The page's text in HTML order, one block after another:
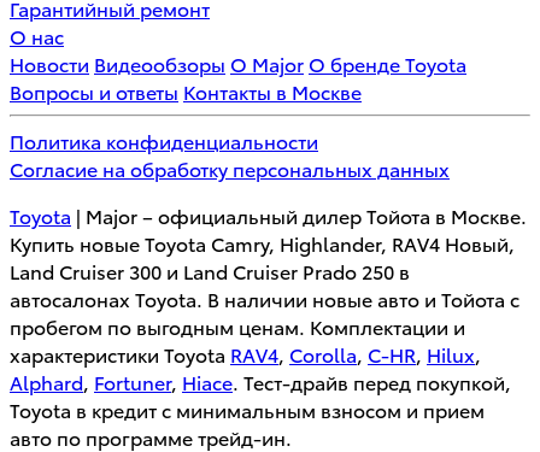
Гарантийный ремонт
О нас
Новости Видеообзоры О Major О бренде Toyota
Вопросы и ответы Контакты в Москве
Политика конфиденциальности
Согласие на обработку персональных данных
Toyota | Major – официальный дилер Тойота в Москве.
Купить новые Toyota Camry, Highlander, RAV4 Новый,
Land Cruiser 300 и Land Cruiser Prado 250 в
автосалонах Toyota. В наличии новые авто и Тойота с
пробегом по выгодным ценам. Комплектации и
характеристики Toyota RAV4, Corolla, C-HR, Hilux,
Alphard, Fortuner, Hiace. Тест-драйв перед покупкой,
Toyota в кредит с минимальным взносом и прием
авто по программе трейд-ин.